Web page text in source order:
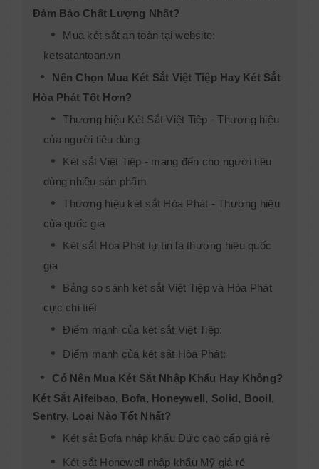
Đảm Bảo Chất Lượng Nhất?
Mua két sắt an toàn tại website:
ketsatantoan.vn
Nên Chọn Mua Két Sắt Việt Tiệp Hay Két Sắt
Hòa Phát Tốt Hơn?
Thương hiệu Két Sắt Việt Tiệp - Thương hiệu
của người tiêu dùng
Két sắt Việt Tiệp - mang đến cho người tiêu
dùng nhiều sản phẩm
Thương hiệu két sắt Hòa Phát - Thương hiệu
của quốc gia
Két sắt Hòa Phát tự tin là thương hiệu quốc
gia
Bảng so sánh két sắt Việt Tiệp và Hòa Phát
cực chi tiết
Điểm mạnh của két sắt Việt Tiệp:
Điểm mạnh của két sắt Hòa Phát:
Có Nên Mua Két Sắt Nhập Khẩu Hay Không?
Két Sắt Aifeibao, Bofa, Honeywell, Solid, Booil,
Sentry, Loại Nào Tốt Nhất?
Két sắt Bofa nhập khẩu Đức cao cấp giá rẻ
Két sắt Honewell nhập khẩu Mỹ giá rẻ